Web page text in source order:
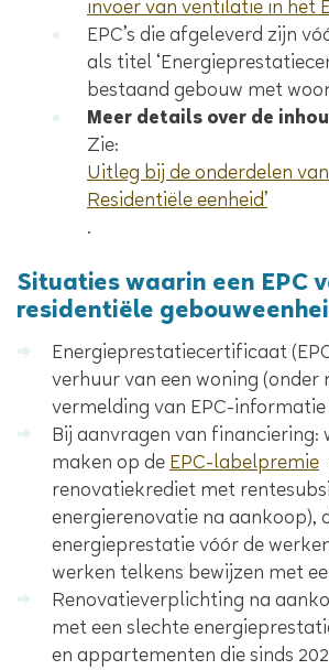
invoer van ventilatie in het
EPC’s die afgeleverd zijn
als titel
bestaand gebouw met
Meer details over de
Zie:
Uitleg bij de onderdelen van
Residentiële eenheid’
.
Situaties waarin een EPC
residentiële
Energieprestatiecertificaat
verhuur van een woning (onder
vermelding van EPC-
Bij aanvragen van financiering:
maken op deEPC-labelpremie
renovatiekrediet met
energierenovatie na aankoop),
energieprestatie vóór de
werken telkens bewijzen met
Renovatieverplichting na
met een slechte
en appartementen die sinds